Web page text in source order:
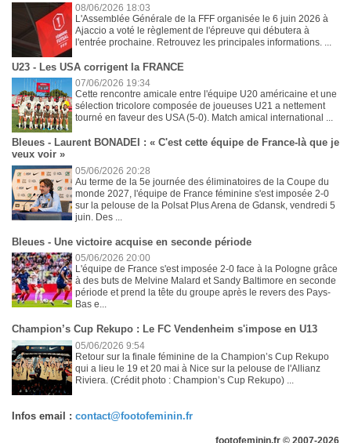
08/06/2026 18:03
L'Assemblée Générale de la FFF organisée le 6 juin 2026 à
Ajaccio a voté le règlement de l'épreuve qui débutera à
l'entrée prochaine. Retrouvez les principales informations. ...
U23 - Les USA corrigent la FRANCE
07/06/2026 19:34
Cette rencontre amicale entre l'équipe U20 américaine et une
sélection tricolore composée de joueuses U21 a nettement
tourné en faveur des USA (5-0). Match amical international ...
Bleues - Laurent BONADEI : « C'est cette équipe de France-là que je
veux voir »
05/06/2026 20:28
Au terme de la 5e journée des éliminatoires de la Coupe du
monde 2027, l'équipe de France féminine s'est imposée 2-0
sur la pelouse de la Polsat Plus Arena de Gdansk, vendredi 5
juin. Des ...
Bleues - Une victoire acquise en seconde période
05/06/2026 20:00
L'équipe de France s'est imposée 2-0 face à la Pologne grâce
à des buts de Melvine Malard et Sandy Baltimore en seconde
période et prend la tête du groupe après le revers des Pays-
Bas e...
Champion’s Cup Rekupo : Le FC Vendenheim s'impose en U13
05/06/2026 9:54
Retour sur la finale féminine de la Champion’s Cup Rekupo
qui a lieu le 19 et 20 mai à Nice sur la pelouse de l'Allianz
Riviera. (Crédit photo : Champion’s Cup Rekupo) ...
Infos email : contact@footofeminin.fr